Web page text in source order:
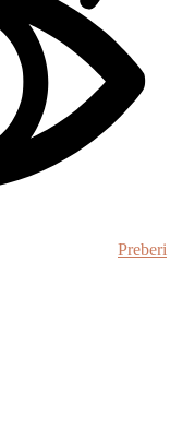
Preberi